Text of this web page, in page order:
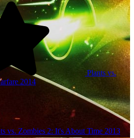
Plants vs.
2014
vs. Zombies 2: It's About Time 2013